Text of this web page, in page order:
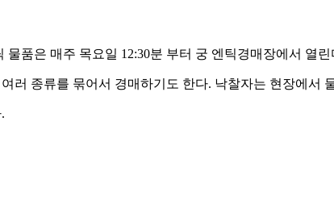
품은 매주 목요일 12:30분 부터 궁 엔틱경매장에서 열린
러 종류를 묶어서 경매하기도 한다. 낙찰자는 현장에서